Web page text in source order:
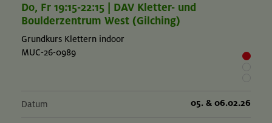
Do, Fr 19:15-22:15 | DAV Kletter- und
Boulderzentrum West (Gilching)
Grundkurs Klettern indoor
MUC-26-0989
Datum 05. & 06.02.26